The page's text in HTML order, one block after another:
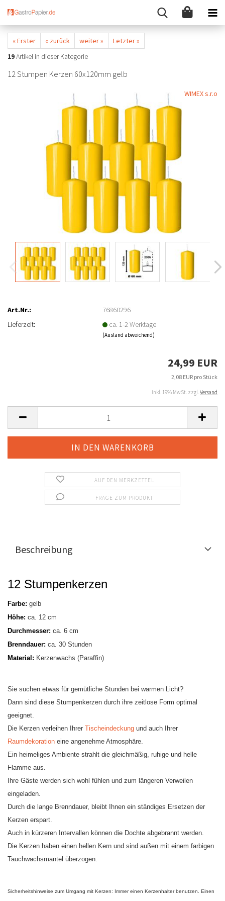
« Erster « zurück weiter »
Letzter »
19Artikel in dieser Kategorie
12 Stumpen Kerzen 60x120mm gelb
WIMEX s.r.o
Art.Nr.:
76860296
Lieferzeit:
ca. 1-2 Werktage
(Ausland abweichend)
24,99 EUR
2,08 EUR pro Stück
inkl. 19% MwSt. zzgl.Versand
AUF DEN MERKZETTEL
FRAGE ZUM PRODUKT
Beschreibung
12 Stumpenkerzen
Farbe: gelb
Höhe: ca. 12 cm
Durchmesser: ca. 6 cm
Brenndauer: ca. 30 Stunden
Material: Kerzenwachs (Paraffin)
Sie suchen etwas für gemütliche Stunden bei warmen Licht?
Dann sind diese Stumpenkerzen durch ihre zeitlose Form optimal
geeignet.
Die Kerzen verleihen Ihrer Tischeindeckung und auch Ihrer
Raumdekoration eine angenehme Atmosphäre.
Ein heimeliges Ambiente strahlt die gleichmäßig, ruhige und helle
Flamme aus.
Ihre Gäste werden sich wohl fühlen und zum längeren Verweilen
eingeladen.
Durch die lange Brenndauer, bleibt Ihnen ein ständiges Ersetzen der
Kerzen erspart.
Auch in kürzeren Intervallen können die Dochte abgebrannt werden.
Die Kerzen haben einen hellen Kern und sind außen mit einem farbigen
Tauchwachsmantel überzogen.
Sicherheitshinweise zum Umgang mit Kerzen: Immer einen Kerzenhalter benutzen. Einen